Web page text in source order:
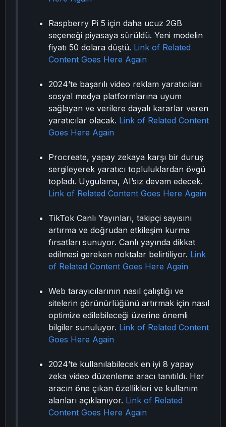
Raspberry Pi 5 için daha ucuz 2GB
seçeneği piyasaya sürüldü. Yeni modelin
fiyatı 50 dolara düştü. Link of Related
Content Goes Here Again
2024’te başarılı video reklam yaratıcıları
sosyal medya platformlarına uyum
sağlayan ve verilere dayalı kararlar veren
yaratıcılar olacak. Link of Related Content
Goes Here Again
Procreate, yapay zekaya karşı bir duruş
sergileyerek yaratıcı topluluklardan övgü
topladı. Uygulama, AI’sız devam edecek.
Link of Related Content Goes Here Again
TikTok Canlı Yayınları, takipçi sayısını
artırma ve doğrudan etkileşim kurma
fırsatları sunuyor. Canlı yayında dikkat
edilmesi gereken noktalar belirtiliyor. Link
of Related Content Goes Here Again
Web tarayıcılarının nasıl çalıştığı ve
sitelerin görünürlüğünü artırmak için nasıl
optimize edilebileceği üzerine önemli
bilgiler sunuluyor. Link of Related Content
Goes Here Again
2024’te kullanılabilecek en iyi 8 yapay
zeka video düzenleme aracı tanıtıldı. Her
aracın öne çıkan özellikleri ve kullanım
alanları açıklanıyor. Link of Related
Content Goes Here Again